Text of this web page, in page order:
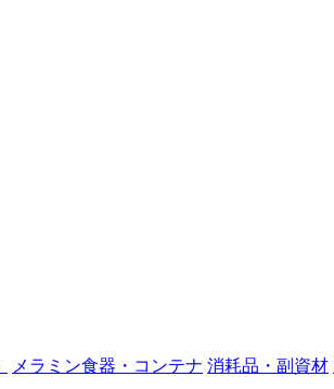
メラミン食器・コンテナ 消耗品・副資材